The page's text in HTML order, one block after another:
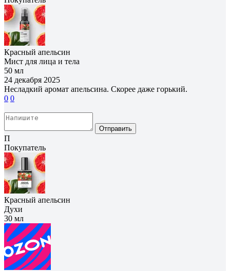
Красный апельсин
Мист для лица и тела
50 мл
24 декабря 2025
Несладкий аромат апельсина. Скорее даже горький.
0 0
Отправить
П
Покупатель
Красный апельсин
Духи
30 мл